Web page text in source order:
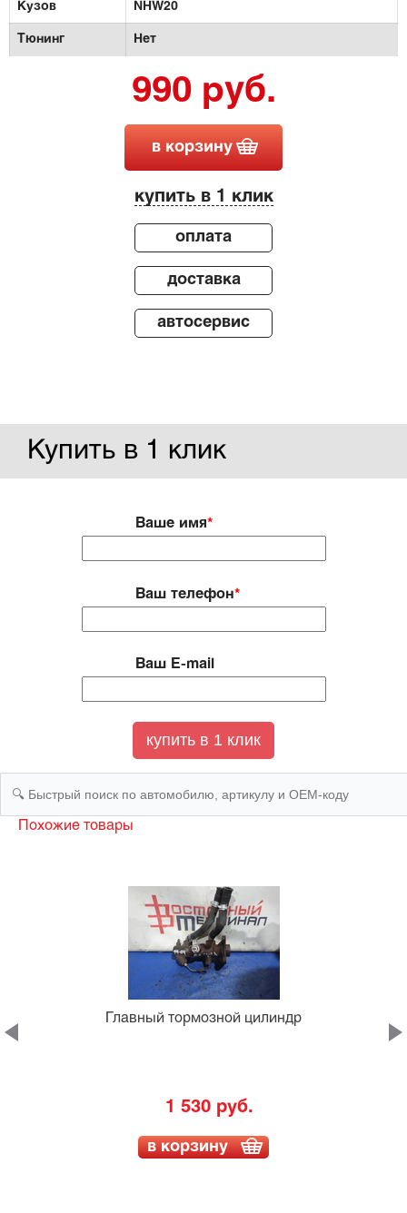
Кузов NHW20
Тюнинг Нет
990 руб.
в корзину
купить в 1 клик
оплата
доставка
автосервис
Купить в 1 клик
Ваше имя*
Ваш телефон*
Ваш E-mail
Похожие товары
Главный тормозной цилиндр
1 530 руб.
в корзину